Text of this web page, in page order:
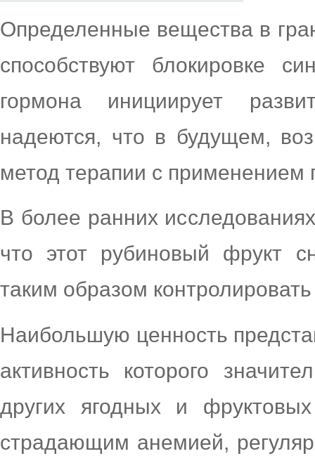
Определенные вещества в
способствуют блокировке
гормона инициирует
надеются, что в будущем,
метод терапии с применением
В более ранних
что этот рубиновый фрукт
таким образом контролировать
Наибольшую ценность
активность которого
других ягодных и
страдающим анемией,